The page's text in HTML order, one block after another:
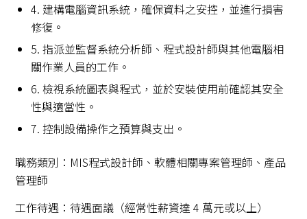
4. 建構電腦資訊系統，確保資料之安控，並進行損害
修復。
5. 指派並監督系統分析師、程式設計師與其他電腦相
關作業人員的工作。
6. 檢視系統圖表與程式，並於安裝使用前確認其安全
性與適當性。
7. 控制設備操作之預算與支出。
職務類別：MIS程式設計師、軟體相關專案管理師、產品
管理師
工作待遇：待遇面議（經常性薪資達 4 萬元或以上）